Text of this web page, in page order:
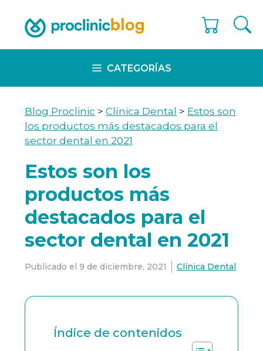
content
CATEGORÍAS
Blog Proclinic > Clínica Dental > Estos son
los productos más destacados para el
sector dental en 2021
Estos son los
productos más
destacados para el
sector dental en 2021
Publicado el 9 de diciembre, 2021 Clínica Dental
Índice de contenidos